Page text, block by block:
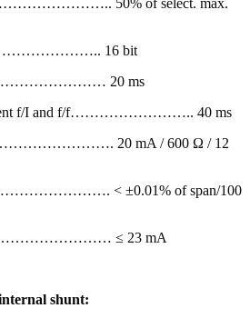
16 bit
20 ms
f/I and f/f…………………….. 40 ms
20 mA / 600 Ω / 12
< ±0.01% of span/100
≤ 23 mA
shunt: